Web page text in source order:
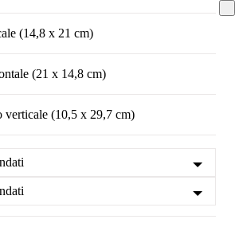
(14,8 x 21 cm)
(21 x 14,8 cm)
(10,5 x 29,7 cm)
(10,5 x 14,8 cm)
(14,8 x 10,5 cm)